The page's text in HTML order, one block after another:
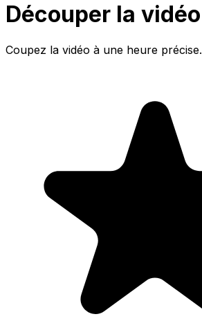
Découper la vidéo
Coupez la vidéo à une heure précise.